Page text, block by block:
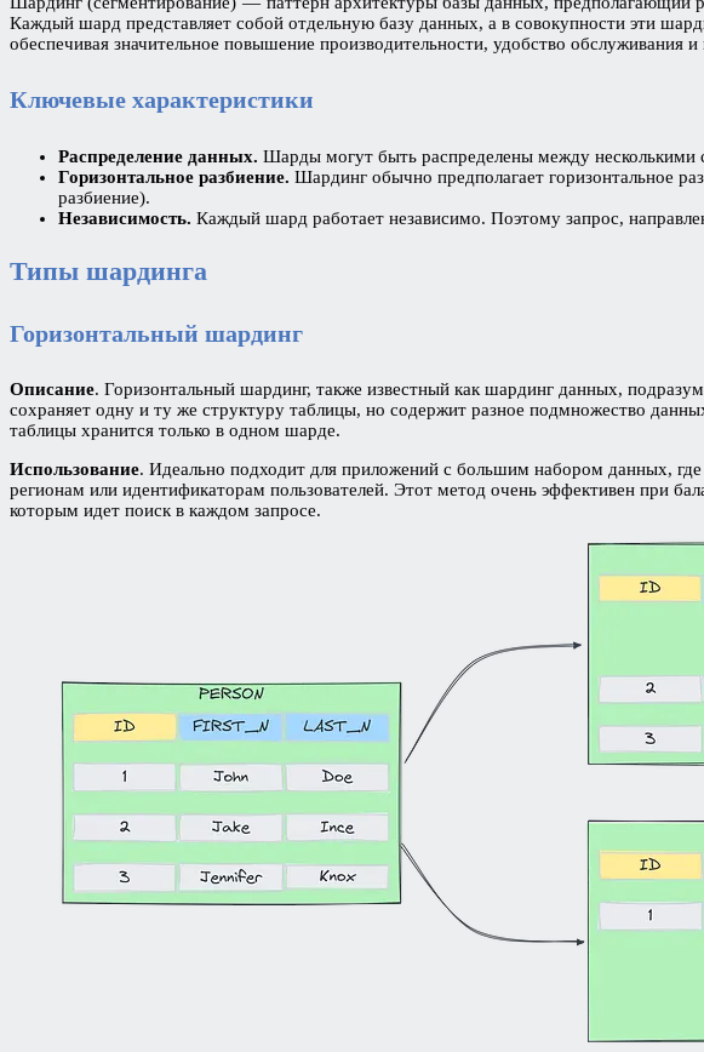
Каждый шард представляет собой отдельную базу данных, а в совокупности эти
обеспечивая значительное повышение производительности, удобство обслуживания
Ключевые характеристики
Распределение данных. Шарды могут быть распределены между несколькими
Горизонтальное разбиение. Шардинг обычно предполагает горизонтальное
разбиение).
Независимость. Каждый шард работает независимо. Поэтому запрос,
Типы шардинга
Горизонтальный шардинг
Описание. Горизонтальный шардинг, также известный как шардинг данных,
сохраняет одну и ту же структуру таблицы, но содержит разное подмножество
таблицы хранится только в одном шарде.
Использование. Идеально подходит для приложений с большим набором данных,
регионам или идентификаторам пользователей. Этот метод очень эффективен при
которым идет поиск в каждом запросе.